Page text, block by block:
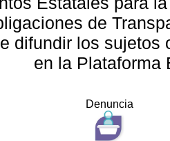
de
difundir los sujetos
en la Plataforma
Denuncia